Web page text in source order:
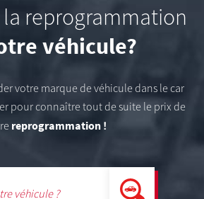
reprogrammation
véhicule?
votre marque de véhicule dans le car
pour connaître tout de suite le prix de
reprogrammation !